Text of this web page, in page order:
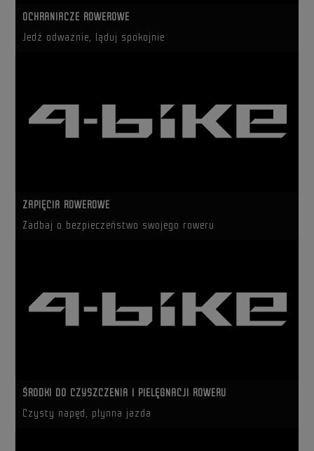
OCHRANIACZE ROWEROWE
Jedź odważnie, ląduj spokojnie
ZAPIĘCIA ROWEROWE
Zadbaj o bezpieczeństwo swojego roweru
ŚRODKI DO CZYSZCZENIA I PIELĘGNACJI ROWERU
Czysty napęd, płynna jazda